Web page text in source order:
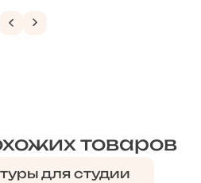
товаров
для студии